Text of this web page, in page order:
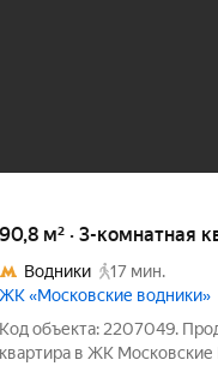
90,8 м² · 3-комнатная
Водники
17 мин.
ЖК «Московские водники»
Код объекта: 2207049.
квaртирa в ЖK